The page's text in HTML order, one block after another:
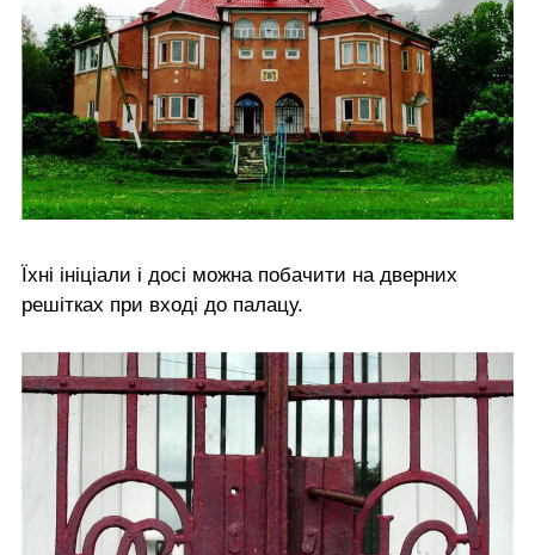
Їхні ініціали і досі можна побачити на дверних
решітках при вході до палацу.